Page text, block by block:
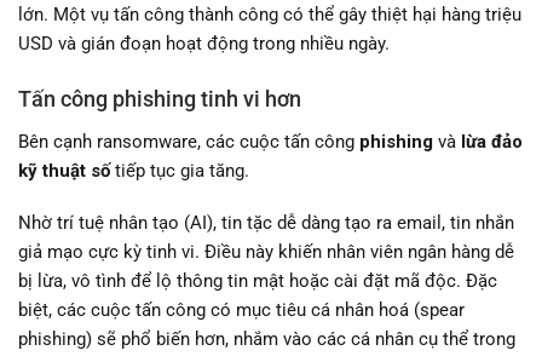
lớn. Một vụ tấn công thành công có thể gây thiệt hại hàng triệu
USD và gián đoạn hoạt động trong nhiều ngày.
Tấn công phishing tinh vi hơn
Bên cạnh ransomware, các cuộc tấn công phishing và lừa đảo
kỹ thuật sốtiếp tục gia tăng.
Nhờ trí tuệ nhân tạo (AI), tin tặc dễ dàng tạo ra email, tin nhắn
giả mạo cực kỳ tinh vi. Điều này khiến nhân viên ngân hàng dễ
bị lừa, vô tình để lộ thông tin mật hoặc cài đặt mã độc. Đặc
biệt, các cuộc tấn công có mục tiêu cá nhân hoá (spear
phishing) sẽ phổ biến hơn, nhắm vào các cá nhân cụ thể trong